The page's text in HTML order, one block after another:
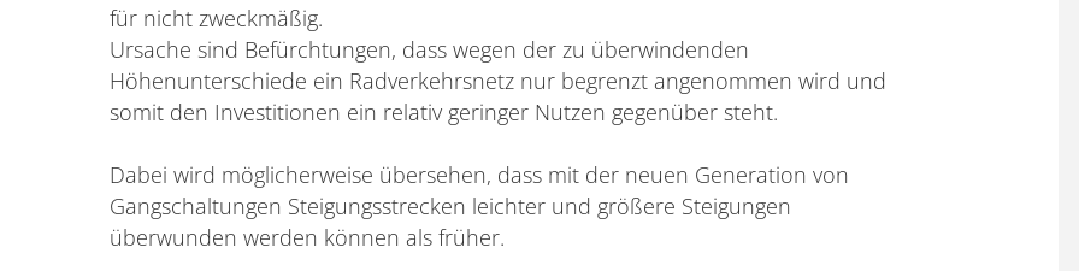
für nicht zweckmäßig.
Ursache sind Befürchtungen, dass wegen der zu überwindenden
Höhenunterschiede ein Radverkehrsnetz nur begrenzt angenommen wird und
somit den Investitionen ein relativ geringer Nutzen gegenüber steht.
Dabei wird möglicherweise übersehen, dass mit der neuen Generation von
Gangschaltungen Steigungsstrecken leichter und größere Steigungen
überwunden werden können als früher.